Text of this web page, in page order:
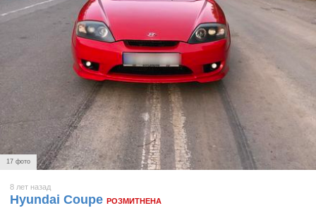
17 фото
8 лет назад
Hyundai Coupe РОЗМИТНЕНА